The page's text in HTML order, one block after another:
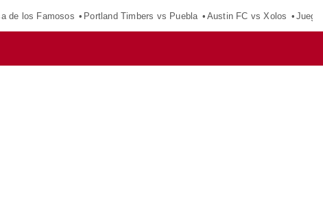
de los Famosos Portland Timbers vs Puebla Austin FC vs Xolos